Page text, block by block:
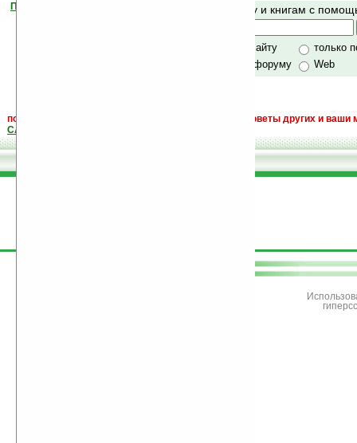
Помогите Ладошкам стать лучше
Поиск по сайту и книгам с
только по сайту
только
по сайту и форуму
Web
поиск
и обсуждение книг, новых, старых, лучших, советы других и ваши
САЙТА "Книги, книги, и другие книги"